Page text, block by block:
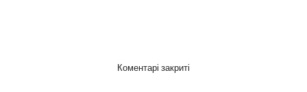
Коментарі закриті